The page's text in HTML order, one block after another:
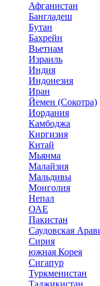
Афганистан
Бангладеш
Бутан
Бахрейн
Вьетнам
Израиль
Индия
Индонезия
Иран
Йемен (Сокотра)
Иордания
Камбоджа
Киргизия
Китай
Мьянма
Малайзия
Мальдивы
Монголия
Непал
ОАЕ
Пакистан
Саудовская
Сирия
южная Корея
Сигапур
Туркменистан
Таджикистан